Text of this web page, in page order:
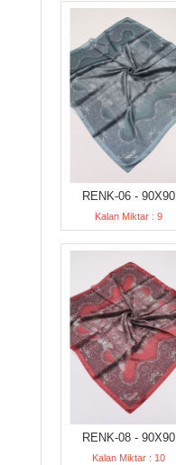
RENK-06 - 90X90
Kalan Miktar : 9
RENK-08 - 90X90
Kalan Miktar : 10